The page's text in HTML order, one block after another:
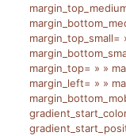
margin_top_small=
margin_top= » »
margin_left= » »